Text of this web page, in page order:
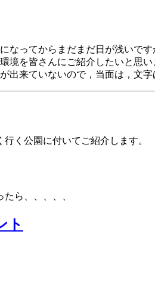
なってからまだまだ日が浅いで
境を皆さんにご紹介したいと思い
出来ていないので，当面は，文字
く公園に付いてご紹介します。
ら、、、、、
ト